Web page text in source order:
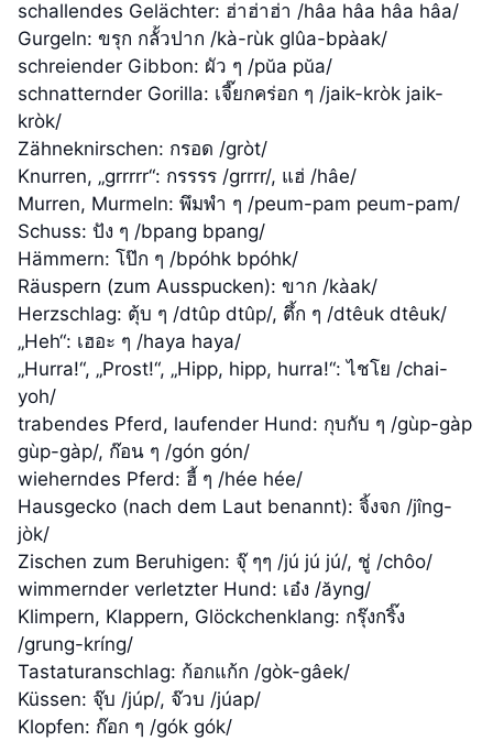
schallendes Gelächter: ฮ่าฮ่าฮ่า /hâa hâa hâa hâa/
Gurgeln: ขรุก กลั้วปาก /kà-rùk glûa-bpàak/
schreiender Gibbon: ผัว ๆ /pŭa pŭa/
schnatternder Gorilla: เจี๊ยกคร่อก ๆ /jaik-kròk jaik-
kròk/
Zähneknirschen: กรอด /gròt/
Knurren, „grrrrr“: กรรรร /grrrr/, แฮ่ /hâe/
Murren, Murmeln: พึมพำ ๆ /peum-pam peum-pam/
Schuss: ปัง ๆ /bpang bpang/
Hämmern: โป๊ก ๆ /bpóhk bpóhk/
Räuspern (zum Ausspucken): ขาก /kàak/
Herzschlag: ตุ้บ ๆ /dtûp dtûp/, ตึ้ก ๆ /dtêuk dtêuk/
„Heh“: เฮอะ ๆ /haya haya/
„Hurra!“, „Prost!“, „Hipp, hipp, hurra!“: ไชโย /chai-
yoh/
trabendes Pferd, laufender Hund: กุบกับ ๆ /gùp-gàp
gùp-gàp/, ก๊อน ๆ /gón gón/
wieherndes Pferd: ฮี้ ๆ /hée hée/
Hausgecko (nach dem Laut benannt): จิ้งจก /jîng-
jòk/
Zischen zum Beruhigen: จุ๊ ๆๆ /jú jú jú/, ชู่ /chôo/
wimmernder verletzter Hund: เอ๋ง /ăyng/
Klimpern, Klappern, Glöckchenklang: กรุ๊งกริ๊ง
/grung-kríng/
Tastaturanschlag: ก้อกแก้ก /gòk-gâek/
Küssen: จุ๊บ /júp/, จ๊วบ /júap/
Klopfen: ก๊อก ๆ /gók gók/